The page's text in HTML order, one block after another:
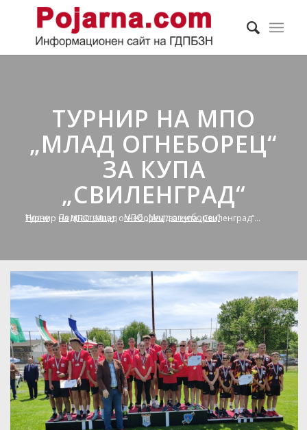
ТУРНИР НА МПО
„МЛАД ОГНЕБОРЕЦ“
ЗА КУПА
„СВИЛЕНГРАД“
Home / Подрастващи / МПО „Млад огнеборец“ /
Турнир на МПО „Млад огнеборец“ за купа „Свиленград“...